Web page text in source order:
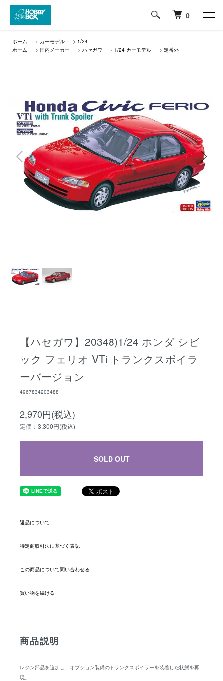
0
ホーム > カーモデル > 1/24
ホーム
> 国内メーカー > ハセガワ > 1/24 カーモデル > 定番外
【ハセガワ】20348)1/24 ホンダ シビ
ック フェリオ VTi トランクスポイラ
ーバージョン
4967834203488
2,970円(税込)
定価：3,300円(税込)
SOLD OUT
返品について
特定商取引法に基づく表記
この商品について問い合わせる
買い物を続ける
商品説明
レジン部品を追加し、オプション装備のトランクスポイラーを装着した状態を再
現。